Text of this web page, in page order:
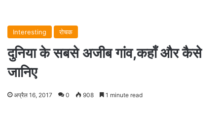
Interesting रोचक
दुनिया के सबसे अजीब गांव,कहाँ और कैसे
जानिए
अप्रैल 16, 2017 0 908 1 minute read